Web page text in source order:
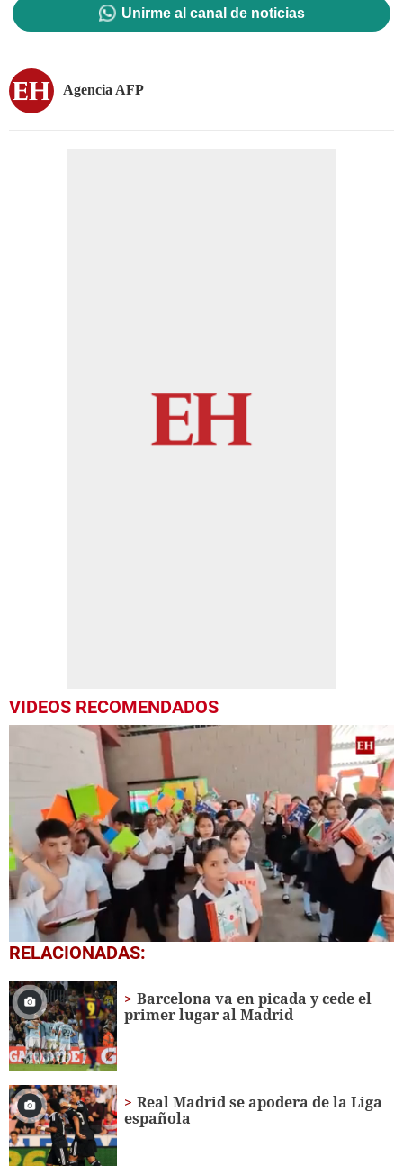
Unirme al canal de noticias
Agencia AFP
VIDEOS RECOMENDADOS
0
seconds
1
minute,
56
seconds
RELACIONADAS:
Barcelona va en picada y cede el
primer lugar al Madrid
Real Madrid se apodera de la Liga
española